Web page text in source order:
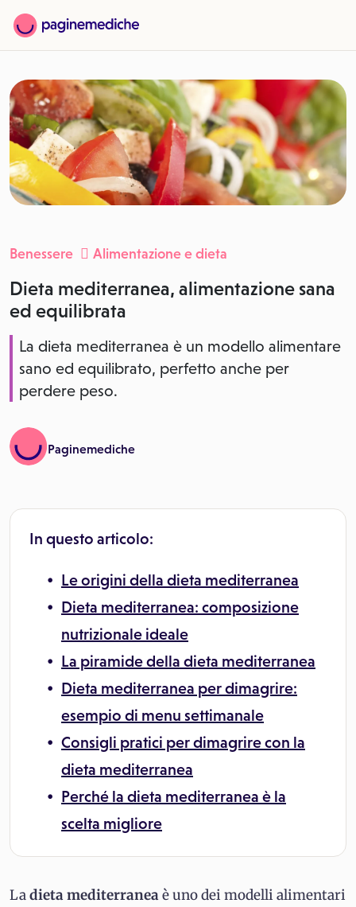
Benessere Alimentazione e dieta
Dieta mediterranea, alimentazione sana
ed equilibrata
La dieta mediterranea è un modello alimentare
sano ed equilibrato, perfetto anche per
perdere peso.
Paginemediche
In questo articolo:
Le origini della dieta mediterranea
Dieta mediterranea: composizione
nutrizionale ideale
La piramide della dieta mediterranea
Dieta mediterranea per dimagrire:
esempio di menu settimanale
Consigli pratici per dimagrire con la
dieta mediterranea
Perché la dieta mediterranea è la
scelta migliore
Ladieta mediterraneaè uno dei modelli alimentari